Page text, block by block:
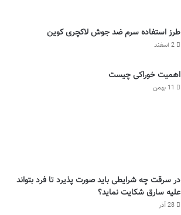
طرز استفاده سرم ضد جوش لاکچری کوین
2 اسفند
اهمیت خوراکی چیست
11 بهمن
در سرقت چه شرایطی باید صورت پذیرد تا فرد بتواند
علیه سارق شکایت نماید؟
28 آذر